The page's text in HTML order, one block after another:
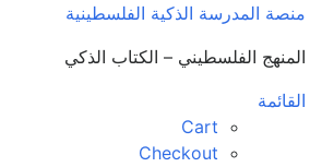
منصة المدرسة الذكية الفلسطينية
المنهج الفلسطيني – الكتاب الذكي
القائمة
Cart
Checkout